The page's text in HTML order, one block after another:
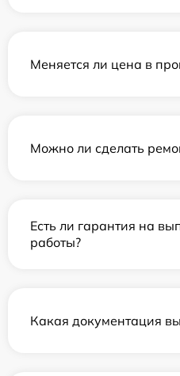
Меняется ли цена в
Можно ли сделать
Есть ли гарантия на
работы?
Какая документация